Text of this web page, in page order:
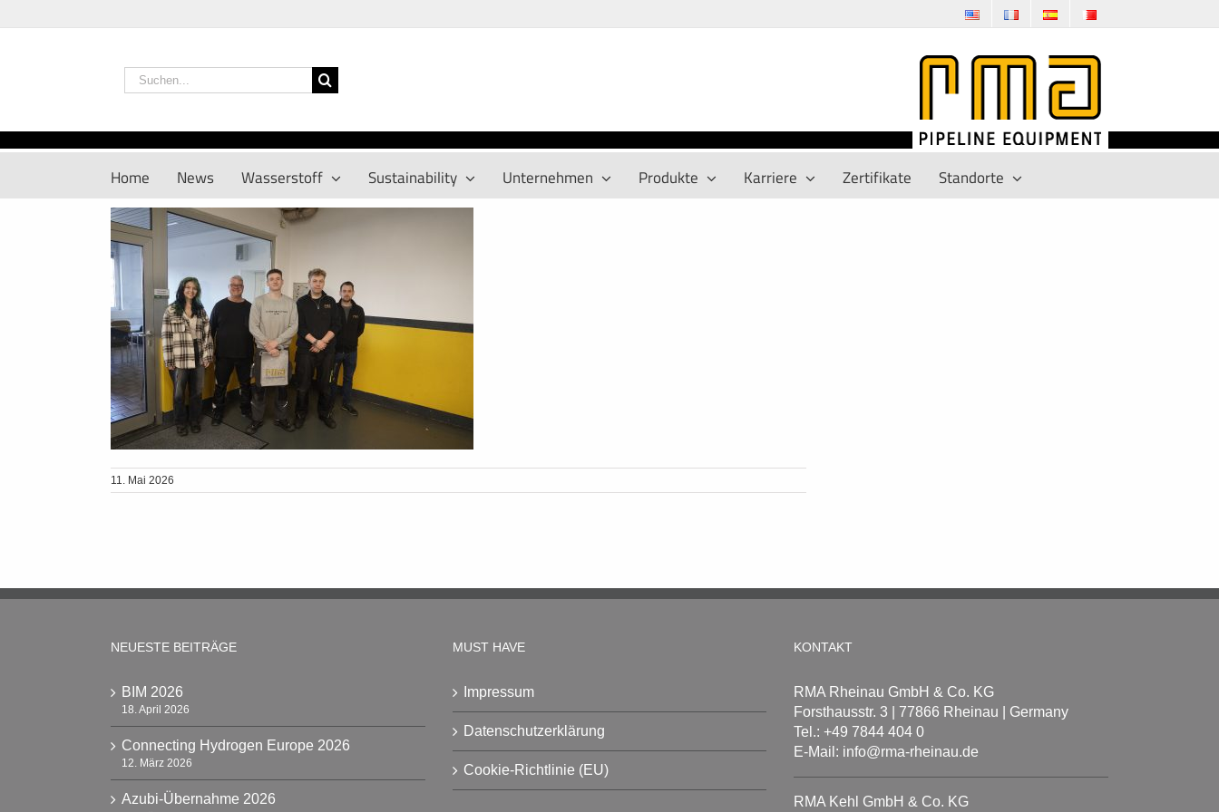
Inhalt
Suche
nach:
Home News Wasserstoff Sustainability Unternehmen Produkte Karriere Zertifikate Standorte
11. Mai 2026
NEUESTE BEITRÄGE
BIM 2026
18. April 2026
Connecting Hydrogen Europe 2026
12. März 2026
Azubi-Übernahme 2026
MUST HAVE
Impressum
Datenschutzerklärung
Cookie-Richtlinie (EU)
KONTAKT
RMA Rheinau GmbH & Co. KG
Forsthausstr. 3 | 77866 Rheinau | Germany
Tel.: +49 7844 404 0
E-Mail: info@rma-rheinau.de
RMA Kehl GmbH & Co. KG